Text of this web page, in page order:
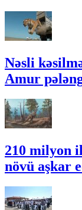
Nəsli
Amur
210 milyon
növü aşkar